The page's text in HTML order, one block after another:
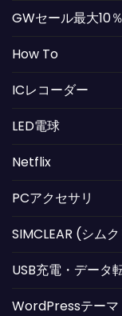
GWセール最大10
How To
ICレコーダー
LED電球
Netflix
PCアクセサリ
SIMCLEAR (シム
USB充電・データ
WordPressテーマ